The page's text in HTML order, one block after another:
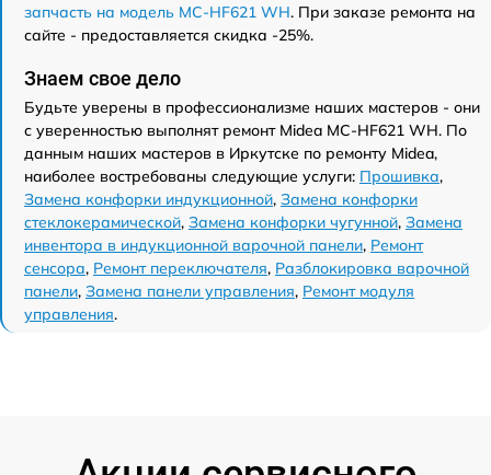
запчасть на модель MC-HF621 WH. При заказе ремонта на
сайте - предоставляется скидка -25%.
Знаем свое дело
Будьте уверены в профессионализме наших мастеров - они
с уверенностью выполнят ремонт Midea MC-HF621 WH. По
данным наших мастеров в Иркутске по ремонту Midea,
наиболее востребованы следующие услуги: Прошивка,
Замена конфорки индукционной, Замена конфорки
стеклокерамической, Замена конфорки чугунной, Замена
инвентора в индукционной варочной панели, Ремонт
сенсора, Ремонт переключателя, Разблокировка варочной
панели, Замена панели управления, Ремонт модуля
управления.